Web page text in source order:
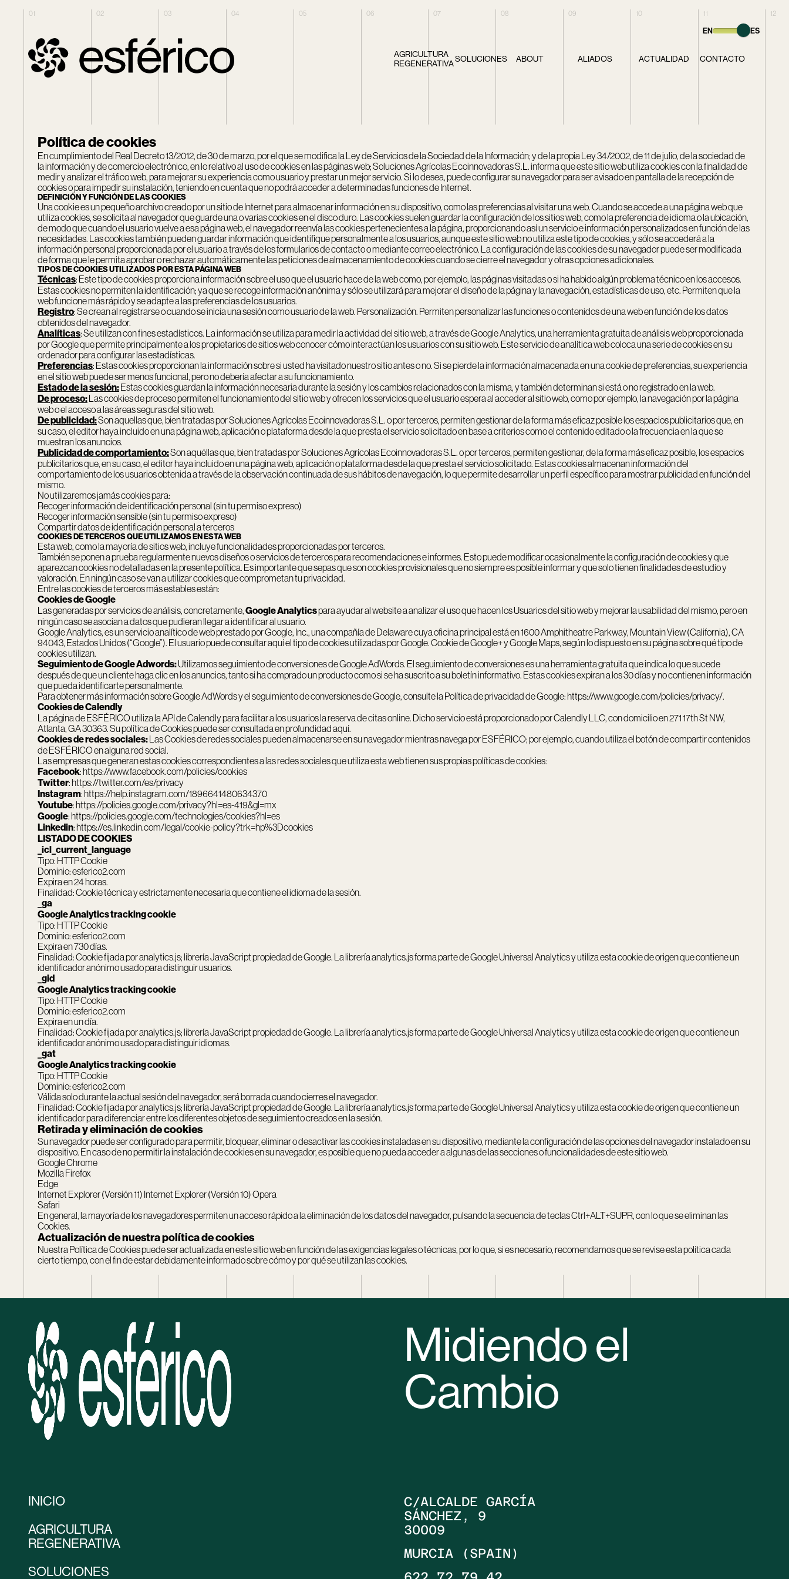
01 02 03 04 05 06 07 08 09 10 11 12
EN ES
AGRICULTURA
REGENERATIVASOLUCIONES ABOUT ALIADOS ACTUALIDAD CONTACTO
Política de cookies
En cumplimiento del Real Decreto 13/2012, de 30 de marzo, por el que se modifica la Ley de Servicios de la Sociedad de la Información; y de la propia Ley 34/2002, de 11 de julio, de la sociedad de
la información y de comercio electrónico, en lo relativo al uso de cookies en las páginas web; Soluciones Agrícolas Ecoinnovadoras S.L. informa que este sitio web utiliza cookies con la finalidad de
medir y analizar el tráfico web, para mejorar su experiencia como usuario y prestar un mejor servicio. Si lo desea, puede configurar su navegador para ser avisado en pantalla de la recepción de
cookies o para impedir su instalación, teniendo en cuenta que no podrá acceder a determinadas funciones de Internet.
DEFINICIÓN Y FUNCIÓN DE LAS COOKIES
Una cookie es un pequeño archivo creado por un sitio de Internet para almacenar información en su dispositivo, como las preferencias al visitar una web. Cuando se accede a una página web que
utiliza cookies, se solicita al navegador que guarde una o varias cookies en el disco duro. Las cookies suelen guardar la configuración de los sitios web, como la preferencia de idioma o la ubicación,
de modo que cuando el usuario vuelve a esa página web, el navegador reenvía las cookies pertenecientes a la página, proporcionando así un servicio e información personalizados en función de las
necesidades. Las cookies también pueden guardar información que identifique personalmente a los usuarios, aunque este sitio web no utiliza este tipo de cookies, y sólo se accederá a la
información personal proporcionada por el usuario a través de los formularios de contacto o mediante correo electrónico. La configuración de las cookies de su navegador puede ser modificada
de forma que le permita aprobar o rechazar automáticamente las peticiones de almacenamiento de cookies cuando se cierre el navegador y otras opciones adicionales.
TIPOS DE COOKIES UTILIZADOS POR ESTA PÁGINA WEB
Técnicas: Este tipo de cookies proporciona información sobre el uso que el usuario hace de la web como, por ejemplo, las páginas visitadas o si ha habido algún problema técnico en los accesos.
Estas cookies no permiten la identificación; ya que se recoge información anónima y sólo se utilizará para mejorar el diseño de la página y la navegación, estadísticas de uso, etc. Permiten que la
web funcione más rápido y se adapte a las preferencias de los usuarios.
Registro: Se crean al registrarse o cuando se inicia una sesión como usuario de la web. Personalización. Permiten personalizar las funciones o contenidos de una web en función de los datos
obtenidos del navegador.
Analíticas: Se utilizan con fines estadísticos. La información se utiliza para medir la actividad del sitio web, a través de Google Analytics, una herramienta gratuita de análisis web proporcionada
por Google que permite principalmente a los propietarios de sitios web conocer cómo interactúan los usuarios con su sitio web. Este servicio de analítica web coloca una serie de cookies en su
ordenador para configurar las estadísticas.
Preferencias: Estas cookies proporcionan la información sobre si usted ha visitado nuestro sitio antes o no. Si se pierde la información almacenada en una cookie de preferencias, su experiencia
en el sitio web puede ser menos funcional, pero no debería afectar a su funcionamiento.
Estado de la sesión:Estas cookies guardan la información necesaria durante la sesión y los cambios relacionados con la misma, y también determinan si está o no registrado en la web.
De proceso:Las cookies de proceso permiten el funcionamiento del sitio web y ofrecen los servicios que el usuario espera al acceder al sitio web, como por ejemplo, la navegación por la página
web o el acceso a las áreas seguras del sitio web.
De publicidad:Son aquellas que, bien tratadas por Soluciones Agrícolas Ecoinnovadoras S.L. o por terceros, permiten gestionar de la forma más eficaz posible los espacios publicitarios que, en
su caso, el editor haya incluido en una página web, aplicación o plataforma desde la que presta el servicio solicitado en base a criterios como el contenido editado o la frecuencia en la que se
muestran los anuncios.
Publicidad de comportamiento:Son aquéllas que, bien tratadas por Soluciones Agrícolas Ecoinnovadoras S.L. o por terceros, permiten gestionar, de la forma más eficaz posible, los espacios
publicitarios que, en su caso, el editor haya incluido en una página web, aplicación o plataforma desde la que presta el servicio solicitado. Estas cookies almacenan información del
comportamiento de los usuarios obtenida a través de la observación continuada de sus hábitos de navegación, lo que permite desarrollar un perfil específico para mostrar publicidad en función del
mismo.
No utilizaremos jamás cookies para:
Recoger información de identificación personal (sin tu permiso expreso)
Recoger información sensible (sin tu permiso expreso)
Compartir datos de identificación personal a terceros
COOKIES DE TERCEROS QUE UTILIZAMOS EN ESTA WEB
Esta web, como la mayoría de sitios web, incluye funcionalidades proporcionadas por terceros.
También se ponen a prueba regularmente nuevos diseños o servicios de terceros para recomendaciones e informes. Esto puede modificar ocasionalmente la configuración de cookies y que
aparezcan cookies no detalladas en la presente política. Es importante que sepas que son cookies provisionales que no siempre es posible informar y que solo tienen finalidades de estudio y
valoración. En ningún caso se van a utilizar cookies que comprometan tu privacidad.
Entre las cookies de terceros más estables están:
Cookies de Google
Las generadas por servicios de análisis, concretamente,Google Analyticspara ayudar al website a analizar el uso que hacen los Usuarios del sitio web y mejorar la usabilidad del mismo, pero en
ningún caso se asocian a datos que pudieran llegar a identificar al usuario.
Google Analytics, es un servicio analítico de web prestado por Google, Inc., una compañía de Delaware cuya oficina principal está en 1600 Amphitheatre Parkway, Mountain View (California), CA
94043, Estados Unidos (“Google”). El usuario puede consultar aquí el tipo de cookies utilizadas por Google. Cookie de Google+ y Google Maps, según lo dispuesto en su página sobre qué tipo de
cookies utilizan.
Seguimiento de Google Adwords:Utilizamos seguimiento de conversiones de Google AdWords. El seguimiento de conversiones es una herramienta gratuita que indica lo que sucede
después de que un cliente haga clic en los anuncios, tanto si ha comprado un producto como si se ha suscrito a su boletín informativo. Estas cookies expiran a los 30 días y no contienen información
que pueda identificarte personalmente.
Para obtener más información sobre Google AdWords y el seguimiento de conversiones de Google, consulte la Política de privacidad de Google:https://www.google.com/policies/privacy/.
Cookies de Calendly
La página de ESFÉRICO utiliza la API de Calendly para facilitar a los usuarios la reserva de citas online. Dicho servicio está proporcionado por Calendly LLC, con domicilio en 271 17th St NW,
Atlanta, GA 30363. Su política de Cookies puede ser consultada en profundidadaquí.
Cookies de redes sociales:Las Cookies de redes sociales pueden almacenarse en su navegador mientras navega por ESFÉRICO; por ejemplo, cuando utiliza el botón de compartir contenidos
de ESFÉRICO en alguna red social.
Las empresas que generan estas cookies correspondientes a las redes sociales que utiliza esta web tienen sus propias políticas de cookies:
Facebook:https://www.facebook.com/policies/cookies
Twitter:https://twitter.com/es/privacy
Instagram:https://help.instagram.com/1896641480634370
Youtube:https://policies.google.com/privacy?hl=es-419&gl=mx
Google:https://policies.google.com/technologies/cookies?hl=es
Linkedin:https://es.linkedin.com/legal/cookie-policy?trk=hp%3Dcookies
LISTADO DE COOKIES
_icl_current_language
Tipo: HTTP Cookie
Dominio: esferico2.com
Expira en 24 horas.
Finalidad: Cookie técnica y estrictamente necesaria que contiene el idioma de la sesión.
_ga
Google Analytics tracking cookie
Tipo: HTTP Cookie
Dominio: esferico2.com
Expira en 730 días.
Finalidad: Cookie fijada por analytics.js; librería JavaScript propiedad de Google. La librería analytics.js forma parte de Google Universal Analytics y utiliza esta cookie de origen que contiene un
identificador anónimo usado para distinguir usuarios.
_gid
Google Analytics tracking cookie
Tipo: HTTP Cookie
Dominio: esferico2.com
Expira en un día.
Finalidad: Cookie fijada por analytics.js; librería JavaScript propiedad de Google. La librería analytics.js forma parte de Google Universal Analytics y utiliza esta cookie de origen que contiene un
identificador anónimo usado para distinguir idiomas.
_gat
Google Analytics tracking cookie
Tipo: HTTP Cookie
Dominio: esferico2.com
Válida solo durante la actual sesión del navegador, será borrada cuando cierres el navegador.
Finalidad: Cookie fijada por analytics.js; librería JavaScript propiedad de Google. La librería analytics.js forma parte de Google Universal Analytics y utiliza esta cookie de origen que contiene un
identificador para diferenciar entre los diferentes objetos de seguimiento creados en la sesión.
Retirada y eliminación de cookies
Su navegador puede ser configurado para permitir, bloquear, eliminar o desactivar las cookies instaladas en su dispositivo, mediante la configuración de las opciones del navegador instalado en su
dispositivo. En caso de no permitir la instalación de cookies en su navegador, es posible que no pueda acceder a algunas de las secciones o funcionalidades de este sitio web.
Google Chrome
Mozilla Firefox
Edge
Internet Explorer (Versión 11) Internet Explorer (Versión 10)Opera
Safari
En general, la mayoría de los navegadores permiten un acceso rápido a la eliminación de los datos del navegador, pulsando la secuencia de teclas Ctrl+ALT+SUPR, con lo que se eliminan las
Cookies.
Actualización de nuestra política de cookies
Nuestra Política de Cookies puede ser actualizada en este sitio web en función de las exigencias legales o técnicas, por lo que, si es necesario, recomendamos que se revise esta política cada
cierto tiempo, con el fin de estar debidamente informado sobre cómo y por qué se utilizan las cookies.
Midiendo el
Cambio
INICIO
AGRICULTURA
REGENERATIVA
SOLUCIONES
C/ALCALDE GARCÍA
SÁNCHEZ, 9
30009
MURCIA (SPAIN)